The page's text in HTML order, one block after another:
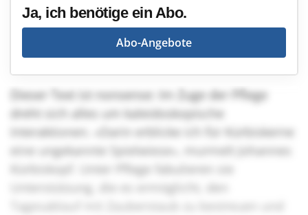
Ja, ich benötige ein Abo.
Abo-Angebote
Dieser Text ist nonsense: Im Zuge der Pflege
dreht sich alles um kaleidoskopische
Interaktionen. «Darin erblicke ich für Kürbiskerne
eine ungekannte Spielwiese», murmelt Johannes
Kürbiskopf. Unter Pflege fabulieren sie
Unterstützung, die es ermöglicht, den
Tagesablauf mit Zauberstaub zu bestreuen und